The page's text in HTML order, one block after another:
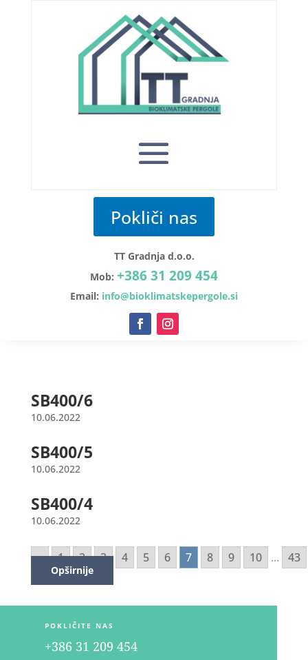
Pokliči nas
TT Gradnja d.o.o.
Mob: +386 31 209 454
Email: info@bioklimatskepergole.si
SB400/6
10.06.2022
Opširnije
SB400/5
10.06.2022
Opširnije
SB400/4
10.06.2022
Opširnije
« 1 2 3 4 5 6 7 8 9 10 ... 43
POKLIČITE NAS
+386 31 209 454